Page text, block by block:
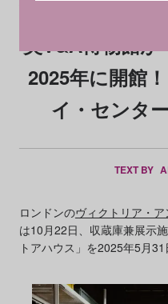
英V&A博物館が
2025年に開館
イ・センタ
TEXT BY
ロンドンのヴィクトリア・
は10月22日、収蔵庫兼展示
トアハウス」を2025年5月